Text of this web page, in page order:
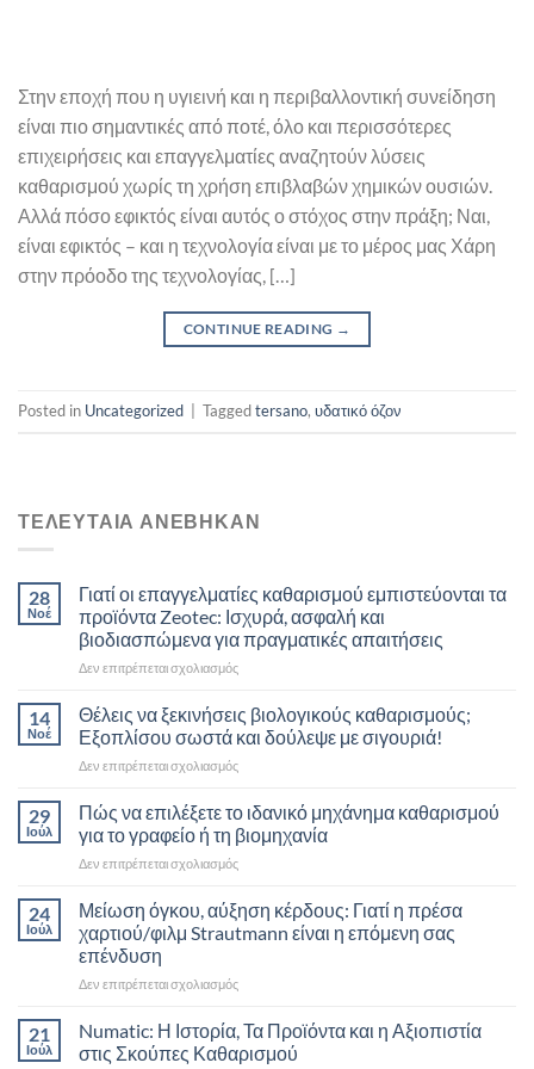
Στην εποχή που η υγιεινή και η περιβαλλοντική συνείδηση
είναι πιο σημαντικές από ποτέ, όλο και περισσότερες
επιχειρήσεις και επαγγελματίες αναζητούν λύσεις
καθαρισμού χωρίς τη χρήση επιβλαβών χημικών ουσιών.
Αλλά πόσο εφικτός είναι αυτός ο στόχος στην πράξη; Ναι,
είναι εφικτός – και η τεχνολογία είναι με το μέρος μας Χάρη
στην πρόοδο της τεχνολογίας, […]
CONTINUE READING →
Posted in Uncategorized Taggedtersano, υδατικό όζον
ΤΕΛΕΥΤΑΙΑ ΑΝΕΒΗΚΑΝ
28
Νοέ
Γιατί οι επαγγελματίες καθαρισμού εμπιστεύονται τα
προϊόντα Zeotec: Ισχυρά, ασφαλή και
βιοδιασπώμενα για πραγματικές απαιτήσεις
Δεν επιτρέπεται σχολιασμόςστο
επαγγελματίες
καθαρισμού
εμπιστεύονται
προϊόντα
Zeotec:
Ισχυρά,
ασφαλή
βιοδιασπώμενα
για
14
Νοέ
Θέλεις να ξεκινήσεις βιολογικούς καθαρισμούς;
Εξοπλίσου σωστά και δούλεψε με σιγουριά!
Δεν επιτρέπεται σχολιασμόςστο
ξεκινήσεις
βιολογικούς
καθαρισμούς;
σωστά
και
σιγουριά!
29
Ιούλ
Πώς να επιλέξετε το ιδανικό μηχάνημα καθαρισμού
για το γραφείο ή τη βιομηχανία
Δεν επιτρέπεται σχολιασμόςστο
επιλέξετε
το
μηχάνημα
για
το
γραφείο
24
Ιούλ
Μείωση όγκου, αύξηση κέρδους: Γιατί η πρέσα
χαρτιού/φιλμ Strautmann είναι η επόμενη σας
επένδυση
Δεν επιτρέπεται σχολιασμόςστο
όγκου,
αύξηση
κέρδους:
21
Ιούλ
Numatic: Η Ιστορία, Τα Προϊόντα και η Αξιοπιστία
στις Σκούπες Καθαρισμού